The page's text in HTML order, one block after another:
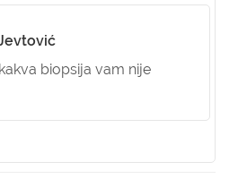
biopsija vam nije